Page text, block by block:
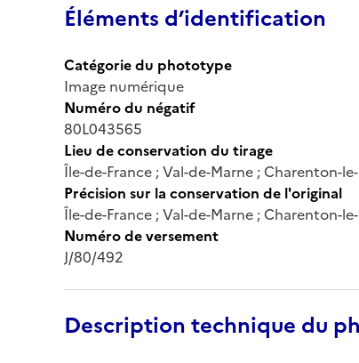
Éléments d’identification
Catégorie du phototype
Image numérique
Numéro du négatif
80L043565
Lieu de conservation du tirage
Île-de-France ; Val-de-Marne ;
Précision sur la conservation de l'original
Île-de-France ; Val-de-Marne ;
Numéro de versement
J/80/492
Description technique du